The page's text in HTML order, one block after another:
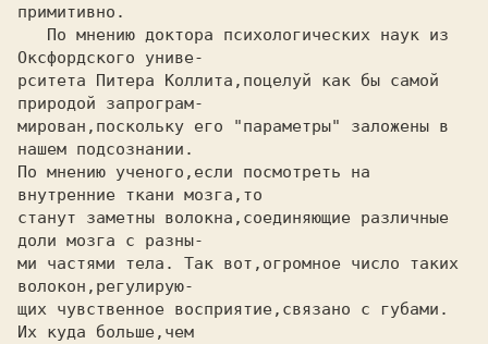
примитивно.
Оксфордского униве-
рситета Питера Коллита,поцелуй как бы самой
природой запрограм-
мирован,поскольку его "параметры" заложены в
нашем подсознании.
По мнению ученого,если посмотреть на
внутренние ткани мозга,то
станут заметны волокна,соединяющие различные
доли мозга с разны-
ми частями тела. Так вот,огромное число таких
волокон,регулирую-
щих чувственное восприятие,связано с губами.
Их куда больше,чем